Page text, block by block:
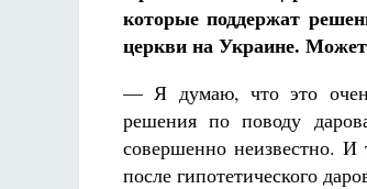
которые поддержат
церкви на Украине.
— Я думаю, что это
решения по поводу
совершенно неизвестно.
после гипотетического